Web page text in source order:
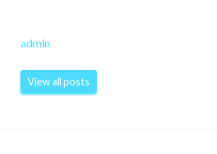
admin
View all posts